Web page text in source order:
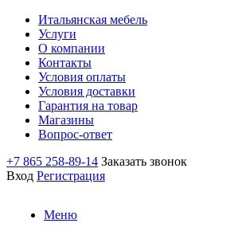
Итальянская мебель
Услуги
О компании
Контакты
Условия оплаты
Условия доставки
Гарантия на товар
Магазины
Вопрос-ответ
+7 865 258-89-14 Заказать звонок
Вход Регистрация
Меню